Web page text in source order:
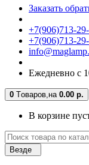
Заказать
+7(906)713-
+7(906)713-
Ежедневно с
0 Tоваров,на 0.00 р.
В корзине
Везде